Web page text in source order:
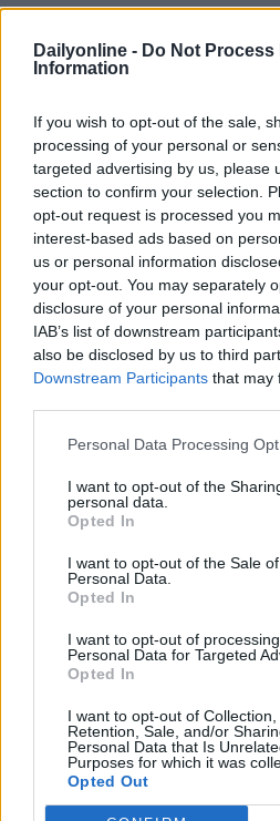
Dailyonline - Do Not Process
Information
If you wish to opt-out of the sale,
processing of your personal or
targeted advertising by us, please
section to confirm your selection.
opt-out request is processed you
interest-based ads based on
us or personal information
your opt-out. You may separately
disclosure of your personal
IAB’s list of downstream
also be disclosed by us to third
Downstream Participants that may
Personal Data Processing
I want to opt-out of the
personal data.
Opted In
I want to opt-out of the Sale
Personal Data.
Opted In
I want to opt-out of
Personal Data for Targeted
Opted In
I want to opt-out of Collection,
Retention, Sale, and/or
Personal Data that Is
Purposes for which it was
Opted Out
fianco dei nostri clienti, per
qualità superiore e rafforzare
settore del ticketing».
ECOMMERCE
Altri articoli che
Davide Sechi
Dal lusso circolare
Lenush Saf costruisce un
impresa e musica